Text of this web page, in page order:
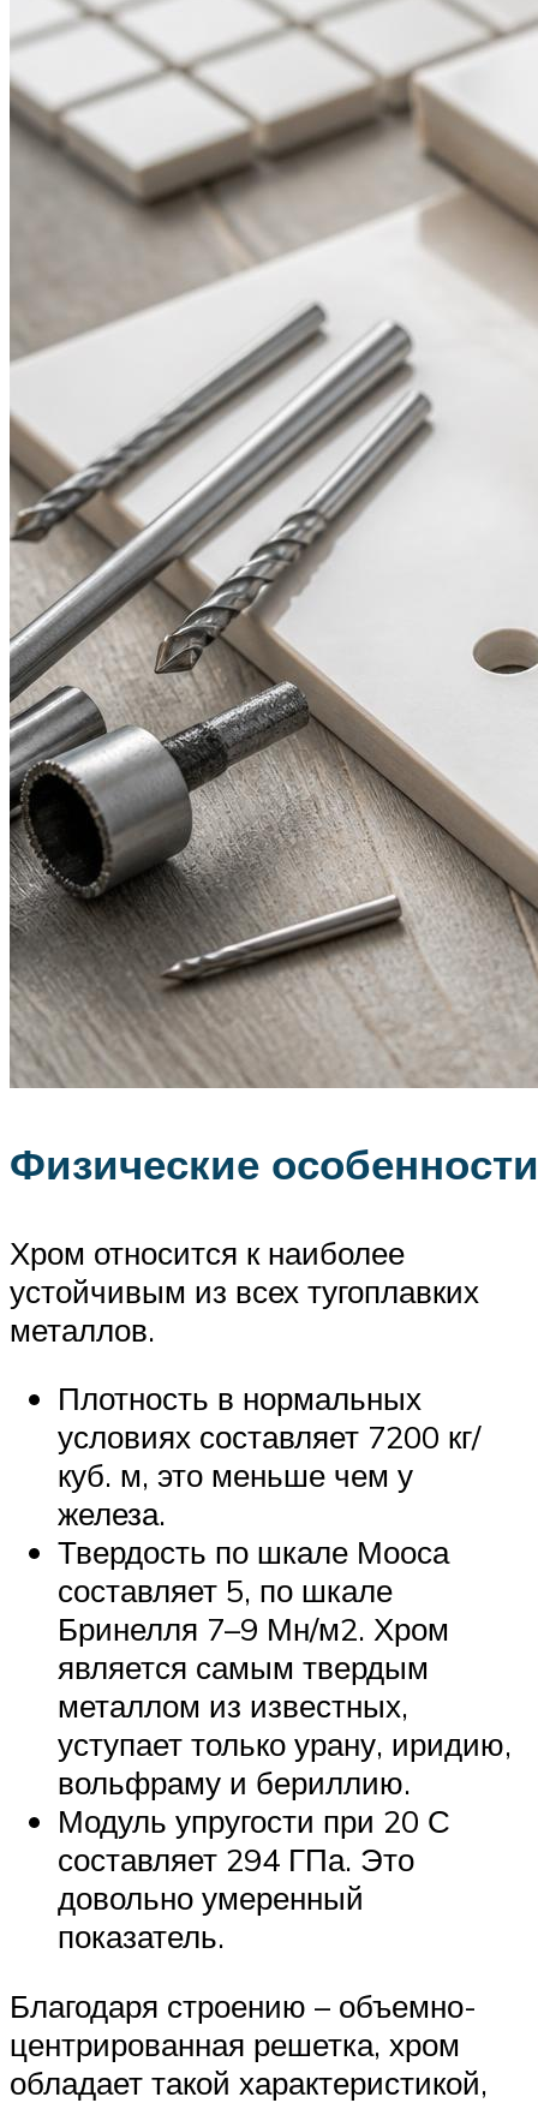
Физические особенности
Хром относится к наиболее
устойчивым из всех тугоплавких
металлов.
Плотность в нормальных
условиях составляет 7200 кг/
куб. м, это меньше чем у
железа.
Твердость по шкале Мооса
составляет 5, по шкале
Бринелля 7–9 Мн/м2. Хром
является самым твердым
металлом из известных,
уступает только урану, иридию,
вольфраму и бериллию.
Модуль упругости при 20 С
составляет 294 ГПа. Это
довольно умеренный
показатель.
Благодаря строению – объемно-
центрированная решетка, хром
обладает такой характеристикой,